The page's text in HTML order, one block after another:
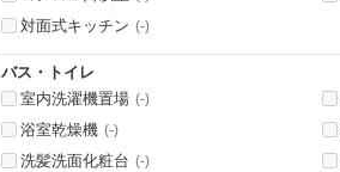
対面式キッチン (-)
バス・トイレ
室内洗濯機置場 (-)
浴室乾燥機 (-)
洗髪洗面化粧台 (-)